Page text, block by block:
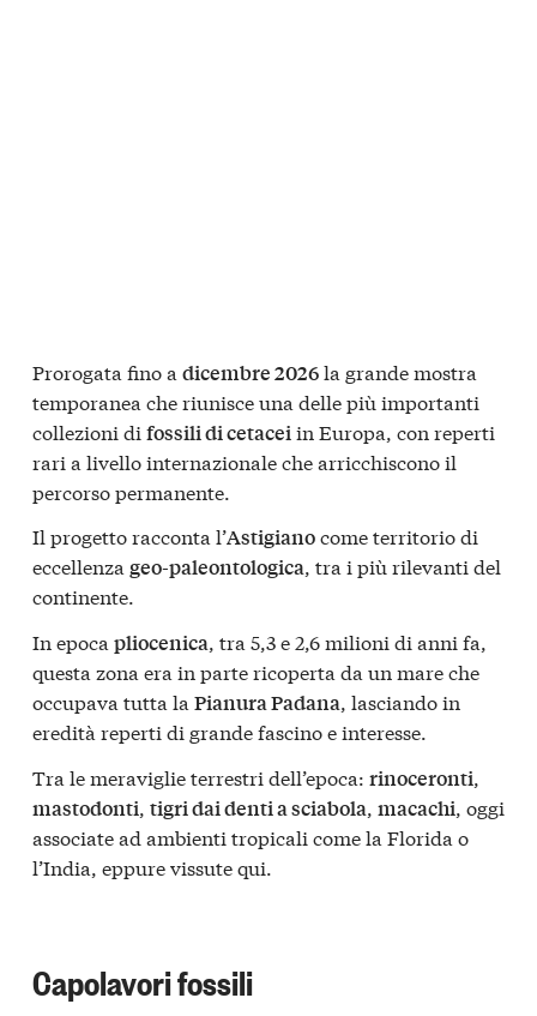
Prorogata fino a dicembre 2026la grande mostra
temporanea che riunisce una delle più importanti
collezioni di fossili di cetaceiin Europa, con reperti
rari a livello internazionale che arricchiscono il
percorso permanente.
Il progetto racconta l’Astigianocome territorio di
eccellenza geo-paleontologica, tra i più rilevanti del
continente.
In epoca pliocenica, tra 5,3 e 2,6 milioni di anni fa,
questa zona era in parte ricoperta da un mare che
occupava tutta la Pianura Padana, lasciando in
eredità reperti di grande fascino e interesse.
Tra le meraviglie terrestri dell’epoca: rinoceronti,
mastodonti, tigri dai denti a sciabola, macachi, oggi
associate ad ambienti tropicali come la Florida o
l’India, eppure vissute qui.
Capolavori fossili